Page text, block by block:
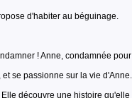
d'habiter au béguinage.
! Anne, condamnée
se passionne sur la vie
découvre une histoire